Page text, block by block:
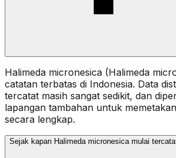
Halimeda micronesica (Halimeda
catatan terbatas di Indonesia. Data
tercatat masih sangat sedikit, dan
lapangan tambahan untuk
secara lengkap.
Sejak kapan Halimeda micronesica mulai